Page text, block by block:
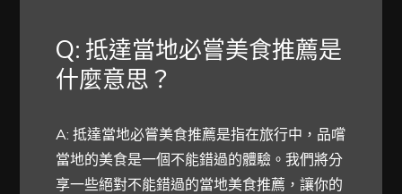
Q: 抵達當地必嘗美食推薦是
什麼意思？
A: 抵達當地必嘗美食推薦是指在旅行中，品嚐
當地的美食是一個不能錯過的體驗。我們將分
享一些絕對不能錯過的當地美食推薦，讓你的